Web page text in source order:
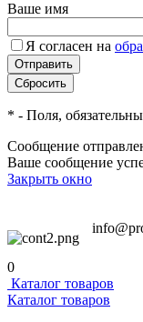
Ваше имя
Я согласен на
* - Поля,
Сообщение
Ваше сообщение
Закрыть окно
0
Каталог товаров
Каталог товаров